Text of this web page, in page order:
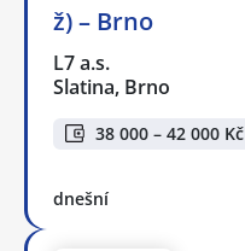
ž) – Brno
L7 a.s.
Slatina, Brno
38 000 – 42 000 Kč
dnešní